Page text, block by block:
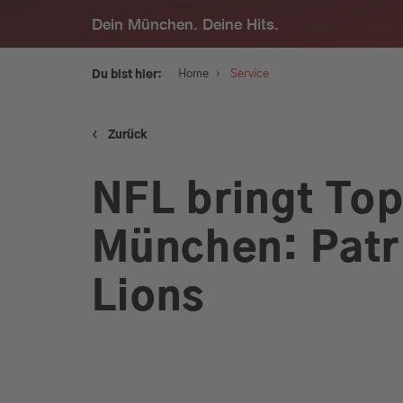
Dein München. Deine Hits.
Programm
Werbung
Du bist hier: Home › Service
‹ Zurück
NFL bringt
München:
Lions